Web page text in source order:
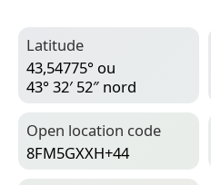
Latitude
43,54775° ou
43° 32′ 52″ nord
Open location code
8FM5GXXH+44